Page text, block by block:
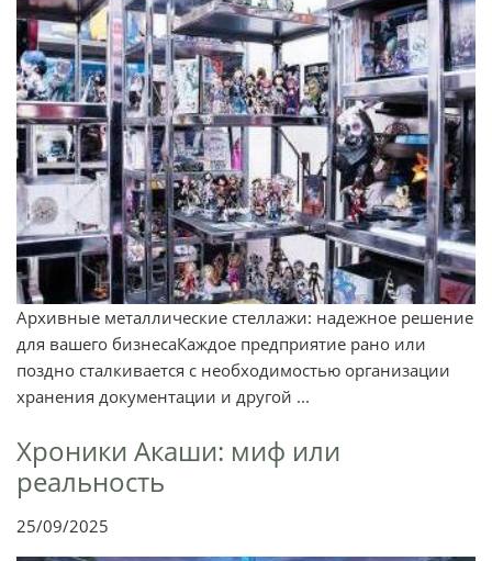
Архивные металлические стеллажи: надежное решение
для вашего бизнесаКаждое предприятие рано или
поздно сталкивается с необходимостью организации
хранения документации и другой ...
Хроники Акаши: миф или
реальность
25/09/2025